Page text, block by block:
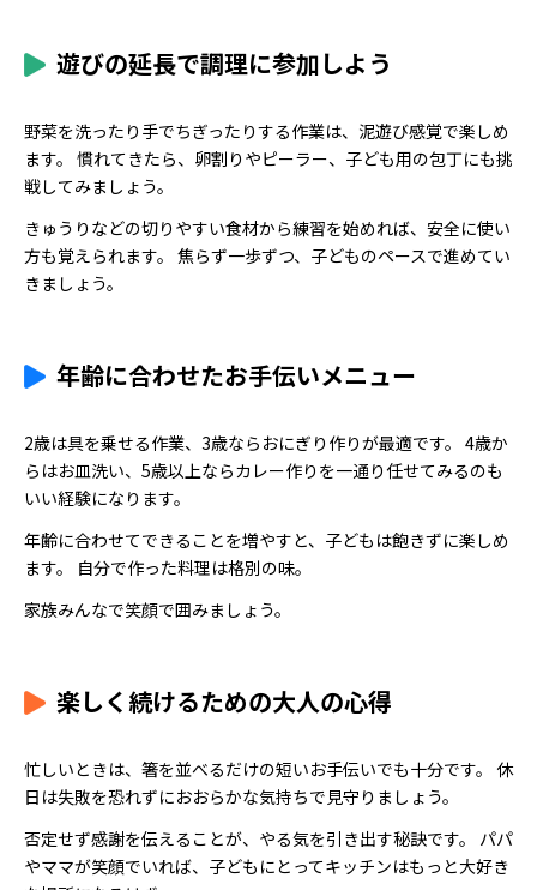
遊びの延長で調理に参加しよう
野菜を洗ったり手でちぎったりする作業は、泥遊び感覚で楽しめ
ます。 慣れてきたら、卵割りやピーラー、子ども用の包丁にも挑
戦してみましょう。
きゅうりなどの切りやすい食材から練習を始めれば、安全に使い
方も覚えられます。 焦らず一歩ずつ、子どものペースで進めてい
きましょう。
年齢に合わせたお手伝いメニュー
2歳は具を乗せる作業、3歳ならおにぎり作りが最適です。 4歳か
らはお皿洗い、5歳以上ならカレー作りを一通り任せてみるのも
いい経験になります。
年齢に合わせてできることを増やすと、子どもは飽きずに楽しめ
ます。 自分で作った料理は格別の味。
家族みんなで笑顔で囲みましょう。
楽しく続けるための大人の心得
忙しいときは、箸を並べるだけの短いお手伝いでも十分です。 休
日は失敗を恐れずにおおらかな気持ちで見守りましょう。
否定せず感謝を伝えることが、やる気を引き出す秘訣です。 パパ
やママが笑顔でいれば、子どもにとってキッチンはもっと大好き